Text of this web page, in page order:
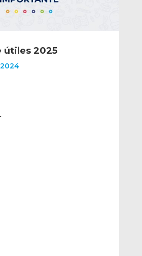
útiles 2025